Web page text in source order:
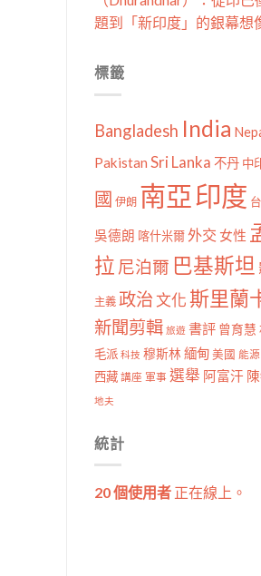
題到「新印度」的銀幕想
標籤
Bangladesh India
Pakistan Sri Lanka 不丹 中
國 伊朗 南亞印度
吳德朗 喀什米爾外交 女性
拉 尼泊爾 巴基斯坦
主義 政治文化斯里蘭
新聞剪輯 旅遊 書評 曾育慧
毛派 科技 穆斯林 緬甸 美國 能源
西藏 講座 軍事 選舉 阿富汗
地夫
統計
20 個使用者 正在線上。